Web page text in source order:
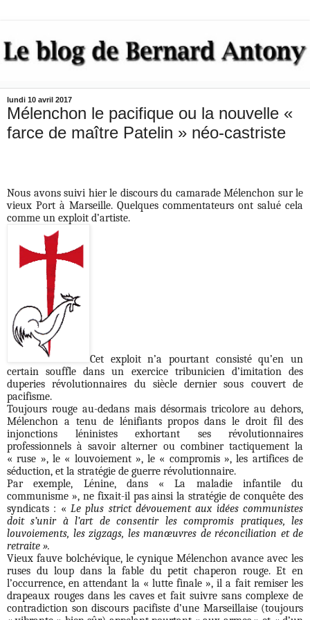
lundi 10 avril 2017
Mélenchon le pacifique ou la nouvelle «
farce de maître Patelin » néo-castriste
Nous avons suivi hier le discours du camarade Mélenchon sur le
vieux Port à Marseille. Quelques commentateurs ont salué cela
comme un exploit d’artiste.
Cet exploit n’a pourtant consisté qu’en un
certain souffle dans un exercice tribunicien d’imitation des
duperies révolutionnaires du siècle dernier sous couvert de
pacifisme.
Toujours rouge au-dedans mais désormais tricolore au dehors,
Mélenchon a tenu de lénifiants propos dans le droit fil des
injonctions léninistes exhortant ses révolutionnaires
professionnels à savoir alterner ou combiner tactiquement la
« ruse », le « louvoiement », le « compromis », les artifices de
séduction, et la stratégie de guerre révolutionnaire.
Par exemple, Lénine, dans « La maladie infantile du
communisme », ne fixait-il pas ainsi la stratégie de conquête des
syndicats : « Le plus strict dévouement aux idées communistes
doit s’unir à l’art de consentir les compromis pratiques, les
louvoiements, les zigzags, les manœuvres de réconciliation et de
retraite ».
Vieux fauve bolchévique, le cynique Mélenchon avance avec les
ruses du loup dans la fable du petit chaperon rouge. Et en
l’occurrence, en attendant la « lutte finale », il a fait remiser les
drapeaux rouges dans les caves et fait suivre sans complexe de
contradiction son discours pacifiste d’une Marseillaise (toujours